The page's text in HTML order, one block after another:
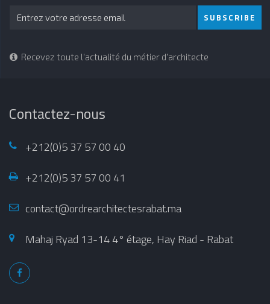
SUBSCRIBE
Recevez toute l'actualité du métier d'architecte
Contactez-nous
+212(0)5 37 57 00 40
+212(0)5 37 57 00 41
contact@ordrearchitectesrabat.ma
Mahaj Ryad 13-14 4° étage, Hay Riad - Rabat